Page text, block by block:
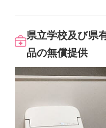
県立学校及び県
品の無償提供